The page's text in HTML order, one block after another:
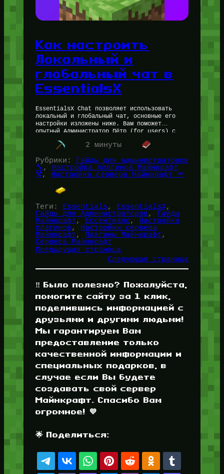
Как настроить
Локальный и
глобальный чат в
EssentialsX
EssentialsX Chat позволяет использовать
локальный и глобальный чат, основные его
настройки изложены ниже. Вам поможет
опытный Администратор Пётр (for_users) с
опытом создания Майнкрафт серверов более
Читать далее…2 минуты
Рубрики: Гайды для администраторов
🔧 , Настройка плагинов Майнкрафт
⚒️, Настройка сервера Майнкрафт 🔦
Теги: Essentials, EssentialsX
Гайды для Администраторов,
Гайды
Майнкрафт, Ессентиалс,
Настройка
плагинов,
Настройки сервера
Майнкрафт, Плагины Майнкрафт
Сервера Майнкрафт
Предыдущая страница
Следующая страница
‼️ Было полезно? Пожалуйста,
помогите сайту за 1 клик,
поделившись информацией с
друзьями и другими людьми!
Мы гарантируем Вам
предоставление только
качественной информации и
специальных подарков, в
случае если Вы будете
создавать свой сервер
Майнкрафт. Спасибо Вам
огромное! 💜
🌟 Поделиться: